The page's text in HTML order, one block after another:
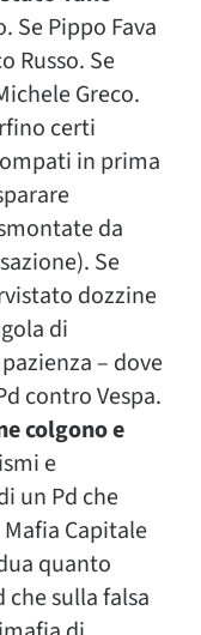
Se Pippo Fava
Russo. Se
Greco.
certi
in prima
da
Se
dozzine
di
– dove
contro Vespa.
colgono e
e
un Pd che
Capitale
quanto
sulla falsa